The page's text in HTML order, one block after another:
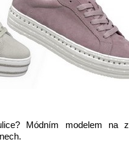
Módním modelem na